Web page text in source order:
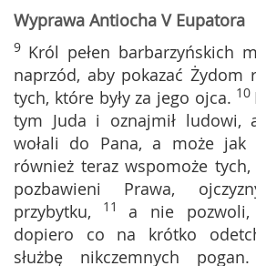
Wyprawa Antiocha V Eupatora
9 Król pełen barbarzyńskich
naprzód, aby pokazać Żydom
tych, które były za jego ojca. 10
tym Juda i oznajmił ludowi,
wołali do Pana, a może jak
również teraz wspomoże
pozbawieni Prawa,
przybytku, 11 a nie
dopiero co na krótko
służbę nikczemnych pogan.